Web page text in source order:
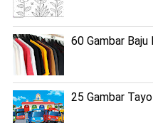
60 Gambar
25 Gambar